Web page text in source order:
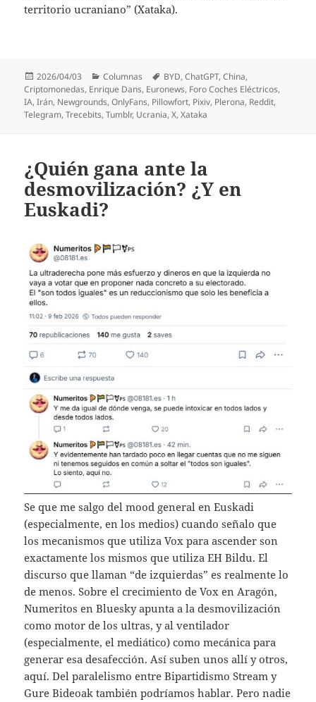
territorio ucraniano” (Xataka).
Publicado
el
2026/04/03 Categorías
Columnas Etiquetas
BYD,ChatGPT,China,
Criptomonedas, Enrique Dans, Euronews, Foro Coches Eléctricos,
IA,Irán, Newgrounds,OnlyFans, Pillowfort, Pixiv, Plerona, Reddit,
Telegram,Trecebits,Tumblr, Ucrania,X,Xataka
¿Quién gana ante la
desmovilización? ¿Y en
Euskadi?
Se que me salgo del mood general en Euskadi
(especialmente, en los medios) cuando señalo que
los mecanismos que utiliza Vox para ascender son
exactamente los mismos que utiliza EH Bildu. El
discurso que llaman “de izquierdas” es realmente lo
de menos. Sobre el crecimiento de Vox en Aragón,
Numeritos en Bluesky apunta a la desmovilización
como motor de los ultras, y al ventilador
(especialmente, el mediático) como mecánica para
generar esa desafección. Así suben unos allí y otros,
aquí. Del paralelismo entre Bipartidismo Stream y
Gure Bideoak también podríamos hablar. Pero nadie